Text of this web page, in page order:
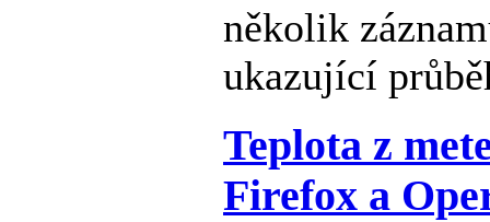
několik
ukazující
Teplota z
Firefox a